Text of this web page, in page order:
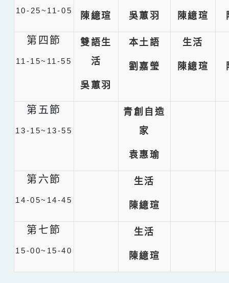
10-25~11-05
陳繶瑄 吳蕙羽 陳繶瑄
第四節
11-15~11-55
雙語生
活
吳蕙羽
本土語
劉嘉瑩
生活
陳繶瑄
第五節
13-15~13-55
青創自造
家
袁惠瑜
第六節
14-05~14-45
生活
陳繶瑄
第七節
15-00~15-40
生活
陳繶瑄